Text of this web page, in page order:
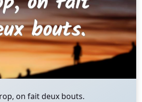
on fait deux bouts.